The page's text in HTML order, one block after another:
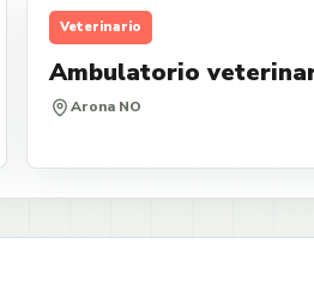
Veterinario
Ambulatorio
Arona NO